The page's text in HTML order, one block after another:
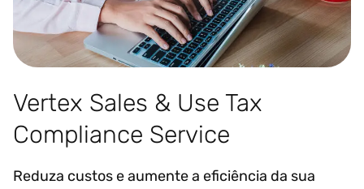
Vertex Sales & Use Tax
Compliance Service
Reduza custos e aumente a eficiência da sua